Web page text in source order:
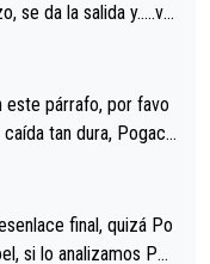
se da la salida y…..ve
momentos tan
este párrafo, por favo
tan dura, Pogaca
la forma en l
recordó."final, quizá Po
si lo analizamos Poj